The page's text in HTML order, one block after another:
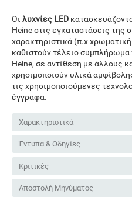
Οι λυχνίες LED
Heine στις εγκαταστάσεις της
χαρακτηριστικά (π.χ
καθιστούν τέλειο
Heine, σε αντίθεση με άλλους
χρησιμοποιούν υλικά
τις χρησιμοποιούμενες
έγγραφα.
Χαρακτηριστικά
Έντυπα & Οδηγίες
Κριτικές
Αποστολή Μηνύματος